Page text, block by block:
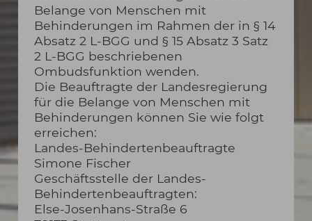
Belange von Menschen mit
Behinderungen im Rahmen der in § 14
Absatz 2 L-BGG und § 15 Absatz 3 Satz
2 L-BGG beschriebenen
Ombudsfunktion wenden.
Die Beauftragte der Landesregierung
für die Belange von Menschen mit
Behinderungen können Sie wie folgt
erreichen:
Landes-Behindertenbeauftragte
Simone Fischer
Geschäftsstelle der Landes-
Behindertenbeauftragten:
Else-Josenhans-Straße 6